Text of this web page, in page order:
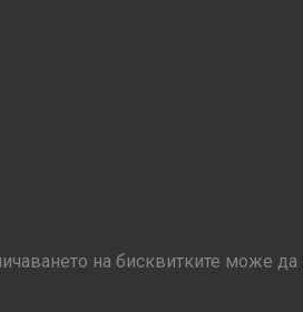
на бисквитките може